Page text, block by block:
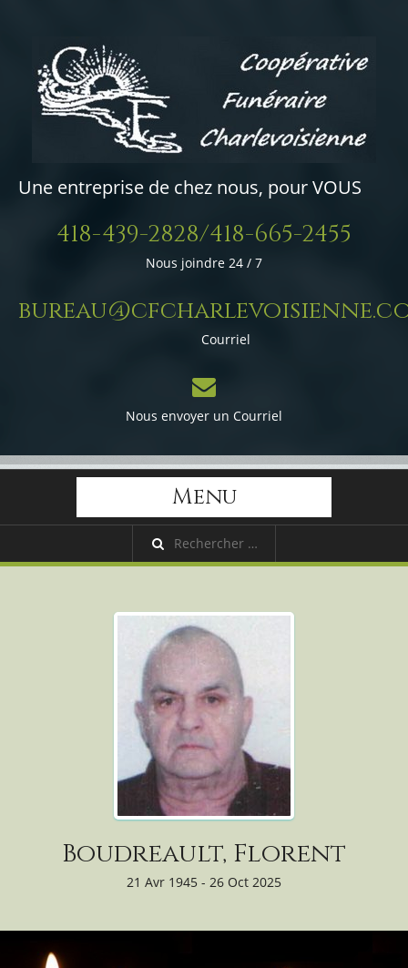
Une entreprise de chez nous, pour VOUS
418-439-2828/418-665-2455
Nous joindre 24 / 7
Courriel
Nous envoyer un Courriel
Menu
Boudreault, Florent
21 Avr 1945 - 26 Oct 2025